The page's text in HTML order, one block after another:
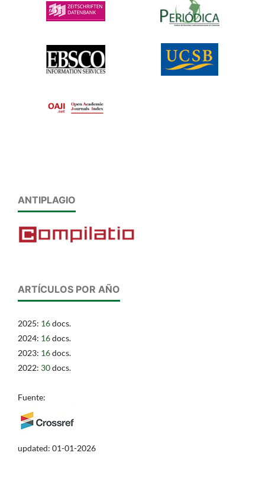
ANTIPLAGIO
ARTÍCULOS POR AÑO
2025: 16docs.
2024: 16docs.
2023: 16docs.
2022: 30docs.
Fuente:
updated: 01-01-2026